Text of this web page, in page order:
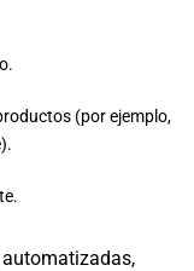
(por ejemplo,